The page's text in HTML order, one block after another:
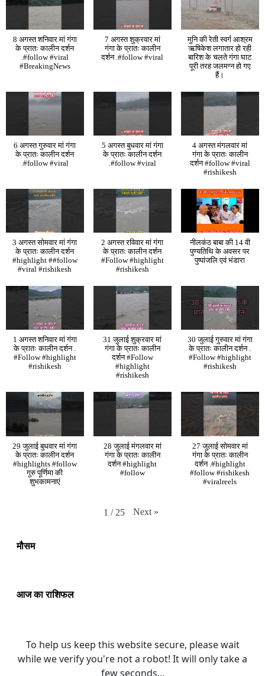
8 अगस्त शनिवार मां गंगा
के प्रातः कालीन दर्शन
.#follow #viral
#BreakingNews
7 अगस्त शुक्रवार मां
गंगा के प्रातः कालीन
दर्शन .#follow #viral
मुनि की रेती स्वर्ग आश्रम
ऋषिकेश लगातार हो रही
बारिश के चलते गंगा घाट
पूरी तरह जलमग्न हो गए
हैं।
6 अगस्त गुरुवार मां गंगा
के प्रातः कालीन दर्शन
.#follow #viral
5 अगस्त बुधवार मां गंगा
के प्रातः कालीन दर्शन
.#follow #viral
4 अगस्त मंगलवार मां
गंगा के प्रातः कालीन
दर्शन #follow #viral
#rishikesh
3 अगस्त सोमवार मां गंगा
के प्रातः कालीन दर्शन
#highlight ##follow
#viral #rishikesh
2 अगस्त रविवार मां गंगा
के प्रातः कालीन दर्शन
#Follow #highlight
#rishikesh
नीलकंठ बाबा की 14 वी
पुण्यतिथि के अवसर पर
पुष्पांजलि एवं भंडारा
1 अगस्त शनिवार मां गंगा
के प्रातः कालीन दर्शन .
#Follow #highlight
#rishikesh
31 जुलाई शुक्रवार मां
गंगा के प्रातः कालीन
दर्शन #Follow
#highlight
#rishikesh
30 जुलाई गुरुवार मां गंगा
के प्रातः कालीन दर्शन .
#Follow #highlight
#rishikesh
29 जुलाई बुधवार मां गंगा
के प्रातः कालीन दर्शन
#highlights #follow
गुरु पूर्णिमा की
शुभकामनाएं
28 जुलाई मंगलवार मां
गंगा के प्रातः कालीन
दर्शन #highlight
#follow
27 जुलाई सोमवार मां
गंगा के प्रातः कालीन
दर्शन .#highlight
#follow #rishikesh
#viralreels
1 / 25 Next »
मौसम
आज का राशिफल